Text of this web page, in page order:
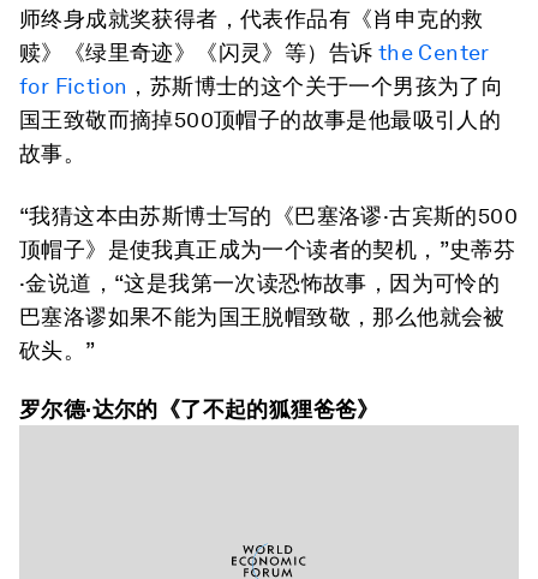
师终身成就奖获得者，代表作品有《肖申克的救
赎》《绿里奇迹》《闪灵》等）告诉 the Center
for Fiction ，苏斯博士的这个关于一个男孩为了向
国王致敬而摘掉500顶帽子的故事是他最吸引人的
故事。
“我猜这本由苏斯博士写的《巴塞洛谬·古宾斯的500
顶帽子》是使我真正成为一个读者的契机，”史蒂芬
·金说道，“这是我第一次读恐怖故事，因为可怜的
巴塞洛谬如果不能为国王脱帽致敬，那么他就会被
砍头。”
罗尔德·达尔的《了不起的狐狸爸爸》